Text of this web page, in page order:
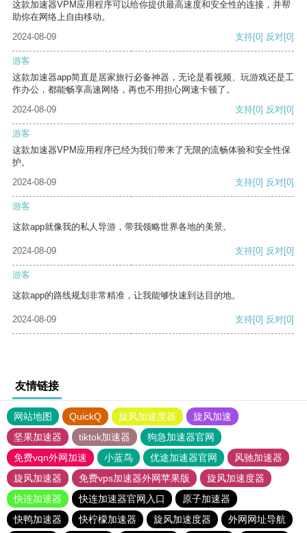
这款加速器VPM应用程序可以给你提供最高速度和安全性的连接，并帮
助你在网络上自由移动。
2024-08-09
支持[0] 反对[0]
游客
这款加速器app简直是居家旅行必备神器，无论是看视频、玩游戏还是工
作办公，都能畅享高速网络，再也不用担心网速卡顿了。
2024-08-09
支持[0] 反对[0]
游客
这款加速器VPM应用程序已经为我们带来了无限的流畅体验和安全性保
护。
2024-08-09
支持[0] 反对[0]
游客
这款app就像我的私人导游，带我领略世界各地的美景。
2024-08-09 支持[0] 反对[0]
游客
这款app的路线规划非常精准，让我能够快速到达目的地。
2024-08-09 支持[0] 反对[0]
友情链接
网站地图 QuickQ 旋风加速度器
旋风加速
坚果加速器
tiktok加速器
狗急加速器官网
免费vqn外网加速
小蓝鸟 优途加速器官网
风驰加速器
旋风加速器
免费vps加速器外网苹果版
旋风加速度器
快连加速器
快连加速器官网入口
原子加速器
快鸭加速器
快柠檬加速器 旋风加速度器 外网网址导航